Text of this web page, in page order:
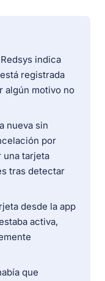
indica
registrada
algún motivo no
nueva sin
por
una tarjeta
tras detectar
desde la app
activa,
que